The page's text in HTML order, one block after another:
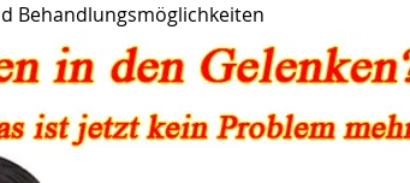
Behandlungsmöglichkeiten